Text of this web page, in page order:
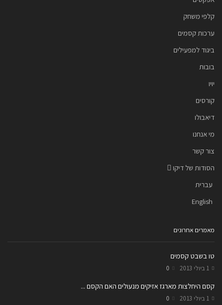
קלפי משחק
ערכות קסמים
ביגוד למפעילים
בובות
יויו
קורסים
דיאבולו
מי אנחנו
צור קשר
הסודות של דיקו
עברית
English
מאמרים אחרונים
טו בשבט קסמים
1 ביולי 2013 0
קסם היחלצות מארגז אזיקים מנעולים האם הקסם ...
1 ביולי 2013 0